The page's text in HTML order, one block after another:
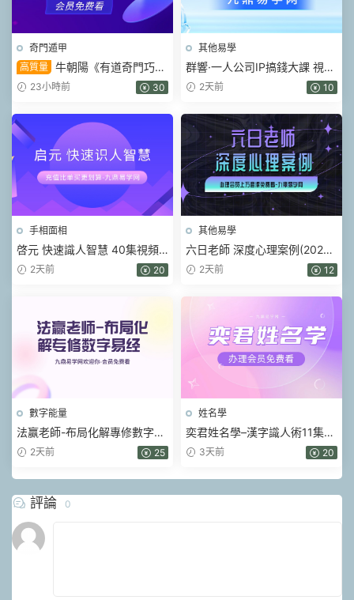
奇門遁甲
高質量 牛朝陽《有道奇門巧記
象義系統》17集視頻 約3小時
23小時前 30
其他易學
群響·一人公司IP搞錢大課 視頻
+課件pdf
2天前 10
手相面相
啓元 快速識人智慧 40集視頻
課 2天前 20
其他易學
六日老師 深度心理案例(2026)
視頻16集
2天前 12
數字能量
法赢老師-布局化解專修數字易
經 80集視頻
2天前 25
姓名學
奕君姓名學–漢字識人術11集視
頻 3天前 20
評論 0